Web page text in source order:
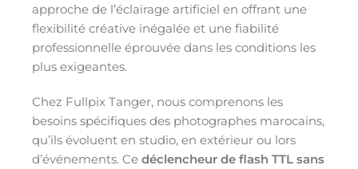
approche de l’éclairage artificiel en offrant une
flexibilité créative inégalée et une fiabilité
professionnelle éprouvée dans les conditions les
plus exigeantes.
Chez Fullpix Tanger, nous comprenons les
besoins spécifiques des photographes marocains,
qu’ils évoluent en studio, en extérieur ou lors
d’événements. Ce déclencheur de flash TTL sans